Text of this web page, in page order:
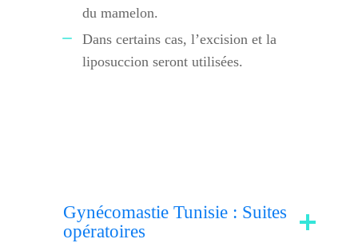
du mamelon.
Dans certains cas, l’excision et la
liposuccion seront utilisées.
Gynécomastie Tunisie : Suites
opératoires